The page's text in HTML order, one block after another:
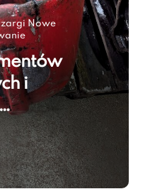
Nowe
i
renowacji